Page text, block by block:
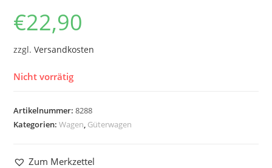
€22,90
zzgl.Versandkosten
Nicht vorrätig
Artikelnummer:8288
Kategorien:Wagen, Güterwagen
Zum Merkzettel